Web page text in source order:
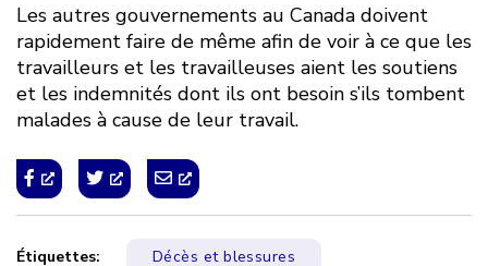
Les autres gouvernements au Canada doivent
rapidement faire de même afin de voir à ce que les
travailleurs et les travailleuses aient les soutiens
et les indemnités dont ils ont besoin s’ils tombent
malades à cause de leur travail.
Étiquettes: Décès et blessures